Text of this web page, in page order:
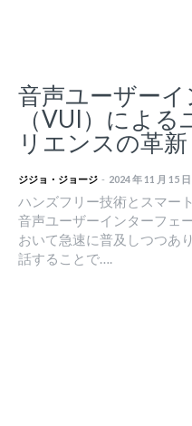
音声ユーザー
（VUI）によ
リエンスの革新
ジジョ・ジョージ - 2024 年 11 月 15 日
ハンズフリー技術とスマー
音声ユーザーインターフェ
おいて急速に普及しつつあ
話することで….